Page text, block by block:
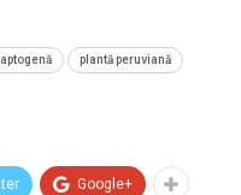
plantă peruviană
Google+